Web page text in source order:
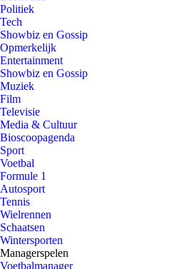
Politiek
Tech
Showbiz en Gossip
Opmerkelijk
Entertainment
Showbiz en Gossip
Muziek
Film
Televisie
Media & Cultuur
Bioscoopagenda
Sport
Voetbal
Formule 1
Autosport
Tennis
Wielrennen
Schaatsen
Wintersporten
Managerspelen
Voetbalmanager